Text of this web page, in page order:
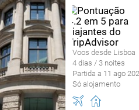
Voos desde Lisboa
4 dias / 3 noites
Partida a 11 ago
Só alojamento